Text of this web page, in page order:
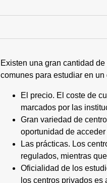
Existen una gran cantidad
comunes para estudiar en un
El precio. El coste de
marcados por las
Gran variedad de
oportunidad de
Las prácticas. Los
regulados, mientras
Oficialidad de los
los centros privados es